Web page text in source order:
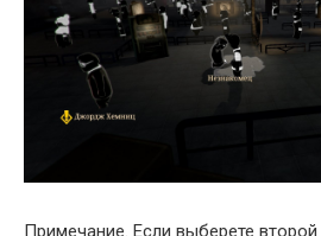
Примечание. Если выберете второй